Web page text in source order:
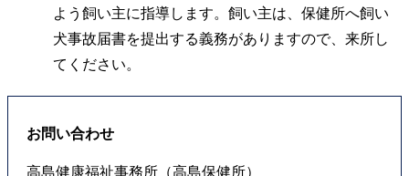
よう飼い主に指導します。飼い主は、保健所へ飼い
犬事故届書を提出する義務がありますので、来所し
てください。
お問い合わせ
高島健康福祉事務所（高島保健所）